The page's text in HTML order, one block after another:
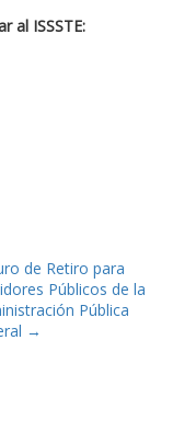
al ISSSTE:
de Retiro para
Públicos de la
Pública
→